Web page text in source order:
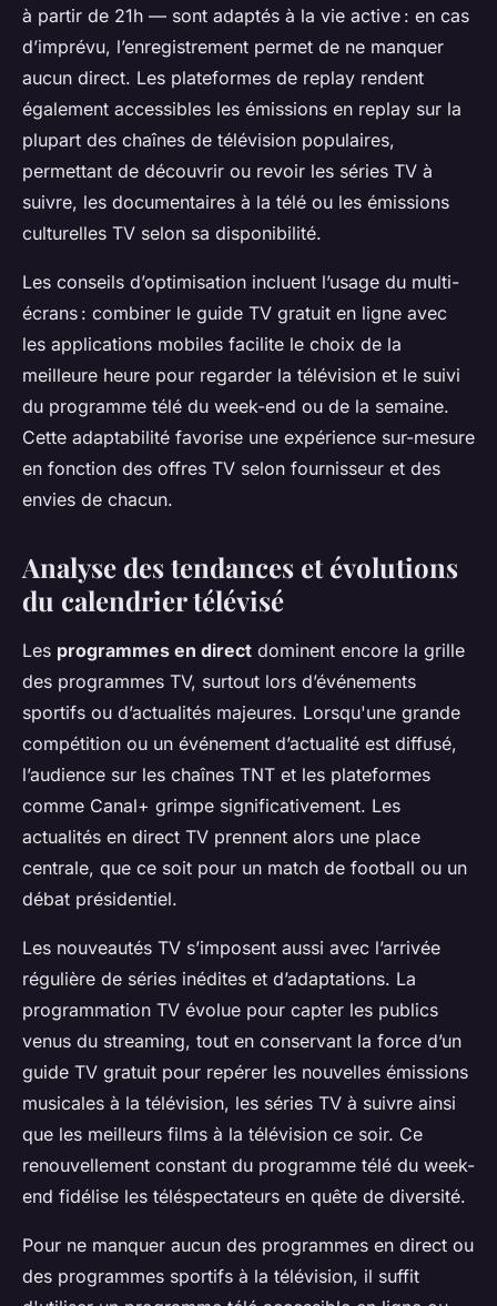
à partir de 21h — sont adaptés à la vie active : en cas
d’imprévu, l’enregistrement permet de ne manquer
aucun direct. Les plateformes de replay rendent
également accessibles les émissions en replay sur la
plupart des chaînes de télévision populaires,
permettant de découvrir ou revoir les séries TV à
suivre, les documentaires à la télé ou les émissions
culturelles TV selon sa disponibilité.
Les conseils d’optimisation incluent l’usage du multi-
écrans : combiner le guide TV gratuit en ligne avec
les applications mobiles facilite le choix de la
meilleure heure pour regarder la télévision et le suivi
du programme télé du week-end ou de la semaine.
Cette adaptabilité favorise une expérience sur-mesure
en fonction des offres TV selon fournisseur et des
envies de chacun.
Analyse des tendances et évolutions
du calendrier télévisé
Les programmes en direct dominent encore la grille
des programmes TV, surtout lors d’événements
sportifs ou d’actualités majeures. Lorsqu'une grande
compétition ou un événement d’actualité est diffusé,
l’audience sur les chaînes TNT et les plateformes
comme Canal+ grimpe significativement. Les
actualités en direct TV prennent alors une place
centrale, que ce soit pour un match de football ou un
débat présidentiel.
Les nouveautés TV s’imposent aussi avec l’arrivée
régulière de séries inédites et d’adaptations. La
programmation TV évolue pour capter les publics
venus du streaming, tout en conservant la force d’un
guide TV gratuit pour repérer les nouvelles émissions
musicales à la télévision, les séries TV à suivre ainsi
que les meilleurs films à la télévision ce soir. Ce
renouvellement constant du programme télé du week-
end fidélise les téléspectateurs en quête de diversité.
Pour ne manquer aucun des programmes en direct ou
des programmes sportifs à la télévision, il suffit